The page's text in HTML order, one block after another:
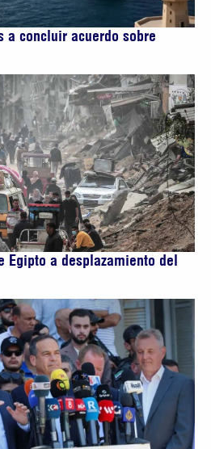
a concluir acuerdo sobre
Egipto a desplazamiento del